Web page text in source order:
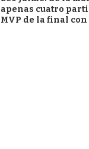
apenas cuatro
MVP de la final con